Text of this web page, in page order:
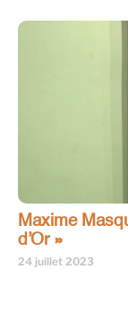
Maxime
d’Or »
24 juillet 2023